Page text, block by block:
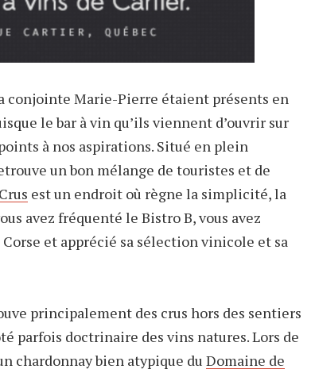
conjointe Marie-Pierre étaient présents en
le bar à vin qu’ils viennent d’ouvrir sur
à nos aspirations. Situé en plein
un bon mélange de touristes et de
est un endroit où règne la simplicité, la
avez fréquenté le Bistro B, vous avez
et apprécié sa sélection vinicole et sa
principalement des crus hors des sentiers
parfois doctrinaire des vins natures. Lors de
chardonnay bien atypique du Domaine de